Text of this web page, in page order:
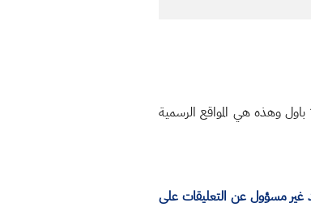
وهذه هي المواقع الرسمية
غير مسؤول عن التعليقات على